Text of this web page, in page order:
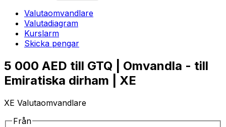
Valutaomvandlare
Valutadiagram
Kurslarm
Skicka pengar
5 000 AED till GTQ | Omvandla - till
Emiratiska dirham | XE
XE Valutaomvandlare
Från